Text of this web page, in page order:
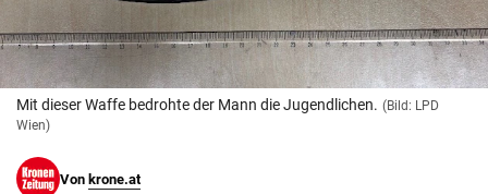
© Krone Multimedia GmbH & Co KG 2026
Muthgasse 2, 1190 Wien
Mit dieser Waffe bedrohte der Mann die Jugendlichen. (Bild: LPD
Wien)
Von krone.at